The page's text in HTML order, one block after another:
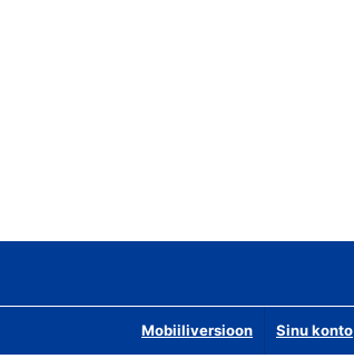
Mobiiliversioon Sinu konto